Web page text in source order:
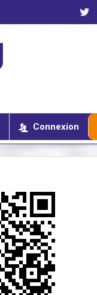
Connexion